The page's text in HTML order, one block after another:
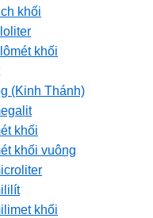
khối
khối
(Kinh Thánh)
khối
khối vuông
khối